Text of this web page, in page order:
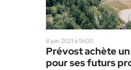
8 juin 2021 à 5h00
Prévost achète
pour ses futurs